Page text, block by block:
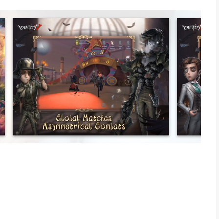
asymmetrical horror mobile game developed by NetEase.
1vs4 gameplay, Identity V will bring you a breathtaking
with teammates, decode cipher machines, open the
a mysterious letter inviting him to investigate an